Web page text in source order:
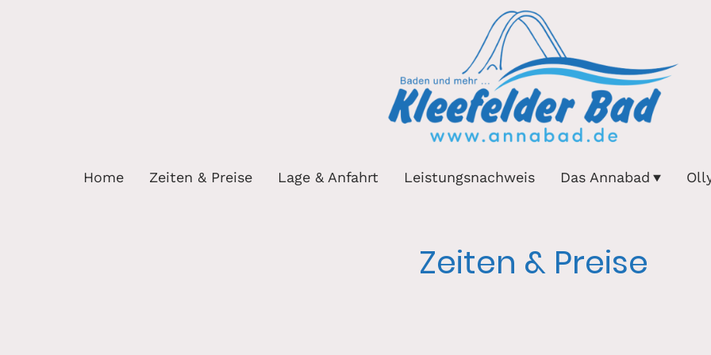
Home Zeiten & Preise Lage & Anfahrt Leistungsnachweis Das Annabad
Zeiten & Preise